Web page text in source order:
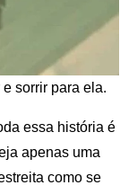
sorrir para ela.
essa história é
apenas uma
como se